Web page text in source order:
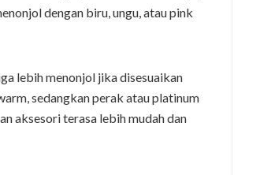
dengan biru, ungu, atau pink
lebih menonjol jika disesuaikan
sedangkan perak atau platinum
aksesori terasa lebih mudah dan